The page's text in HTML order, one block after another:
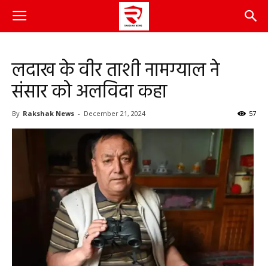
लदाख के वीर ताशी नामग्याल ने
संसार को अलविदा कहा
By Rakshak News - December 21, 2024 57